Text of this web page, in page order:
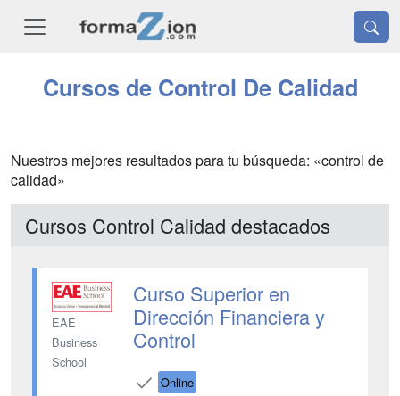
Cursos de Control De Calidad
Nuestros mejores resultados para tu búsqueda: «control de
calidad»
Cursos Control Calidad destacados
EAE
Business
School
Curso Superior en
Dirección Financiera y
Control
Online